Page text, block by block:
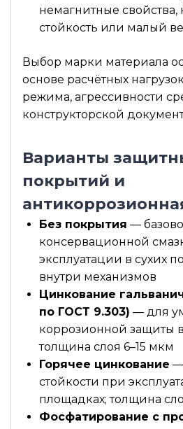
немагнитные свойства,
стойкость или малый
Выбор марки материала
основе расчётных
режима, агрессивности
конструкторской
Варианты
покрытий и
Без покрытия —
консервационной
эксплуатации в сухих
внутри механизмов
Цинкование
по ГОСТ 9.303) — для
коррозионной защиты
толщина слоя 6–15 мкм
Горячее цинкование —
стойкости при
площадках; толщина
Фосфатирование с